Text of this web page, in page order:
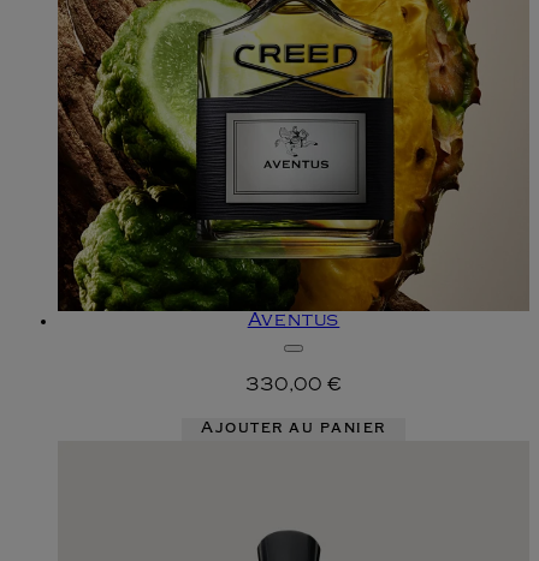
Aventus
330,00 €
Ajouter au panier